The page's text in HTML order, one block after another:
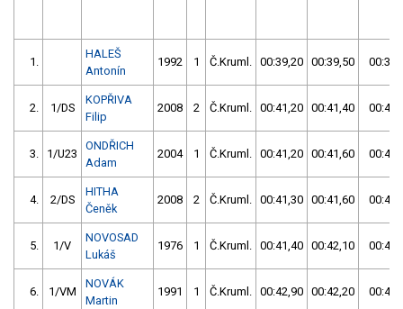
1.
HALEŠ
Antonín
1992 1 Č.Kruml. 00:39,20 00:39,50
2. 1/DS
KOPŘIVA
Filip
2008 2 Č.Kruml. 00:41,20 00:41,40
3. 1/U23
ONDŘICH
Adam
2004 1 Č.Kruml. 00:41,20 00:41,60
4. 2/DS
HITHA
Čeněk
2008 2 Č.Kruml. 00:41,30 00:41,60
5. 1/V
NOVOSAD
Lukáš
1976 1 Č.Kruml. 00:41,40 00:42,10
6. 1/VM
NOVÁK
Martin
1991 1 Č.Kruml. 00:42,90 00:42,20